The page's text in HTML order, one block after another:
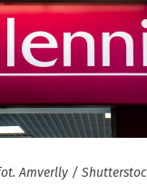
Amverlly /